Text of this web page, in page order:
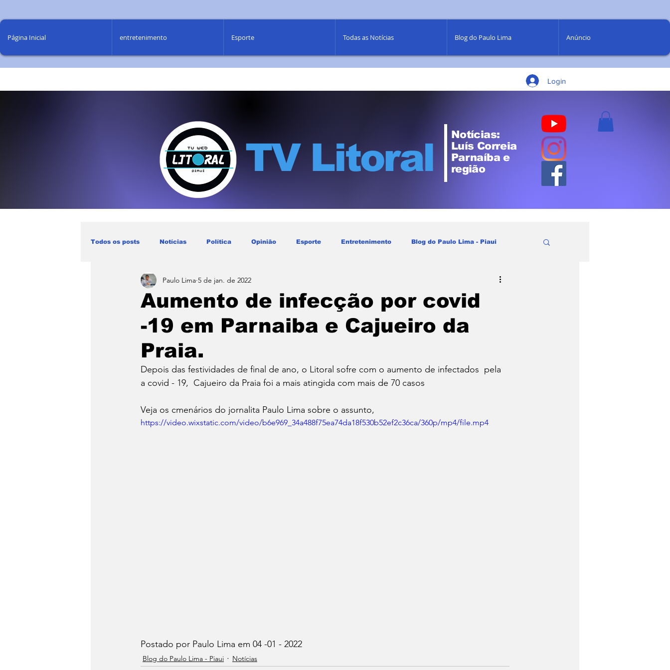
Página Inicial entretenimento Esporte Todas as Notícias Blog do Paulo Lima Anúncio
Login
TV Litoral
Notícias:
Luís Correia
Parnaíba e
região
Todos os posts Notícias Política Opinião Esporte Entretenimento Blog do Paulo Lima - Piaui
Blog Paulo Lima - Maranhão
Aumento de infecção por covid
-19 em Parnaiba e Cajueiro da
Praia.
Paulo Lima 5 de jan. de 2022
Depois das festividades de final de ano, o Litoral sofre com o aumento de infectados  pela
a covid - 19,  Cajueiro da Praia foi a mais atingida com mais de 70 casos
Veja os cmenários do jornalita Paulo Lima sobre o assunto,
https://video.wixstatic.com/video/b6e969_34a488f75ea74da18f530b52ef2c36ca/360p/mp4/file.mp4
Postado por Paulo Lima em 04 -01 - 2022
Blog do Paulo Lima - Piaui Notícias